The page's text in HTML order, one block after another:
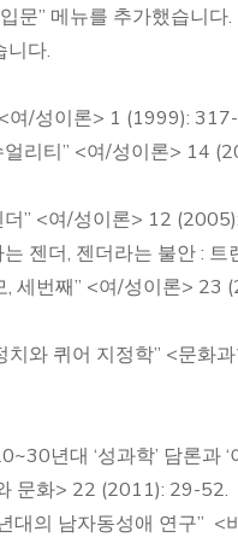
문” 메뉴를 추가했습니다.
니다.
여/성이론> 1 (1999):
얼리티” <여/성이론> 14
더” <여/성이론> 12
젠더, 젠더라는 불안 : 트
, 세번째” <여/성이론> 23
치와 퀴어 지정학” <문화
년대 ‘성과학’ 담론과 ‘
문화> 22 (2011): 29-52.
대의 남자동성애 연구” <